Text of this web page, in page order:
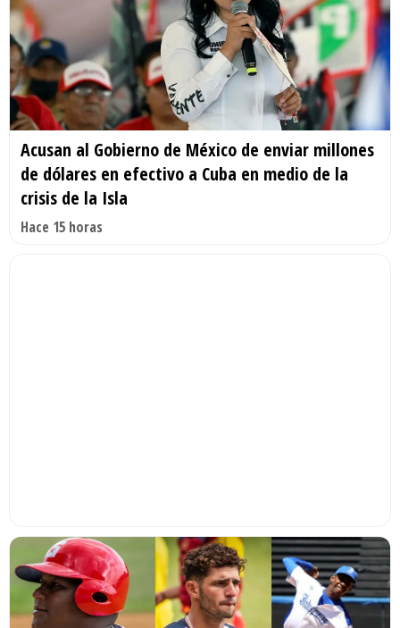
Acusan al Gobierno de México de enviar millones
de dólares en efectivo a Cuba en medio de la
crisis de la Isla
Hace 15 horas